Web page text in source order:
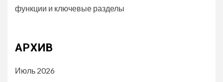
функции и ключевые разделы
АРХИВ
Июль 2026